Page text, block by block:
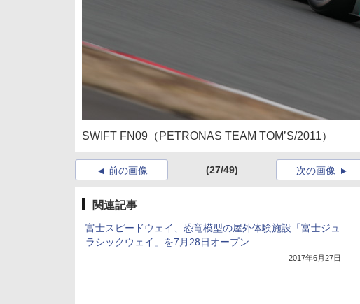
SWIFT FN09（PETRONAS TEAM TOM’S/2011）
前の画像 (27/49) 次の画像
関連記事
富士スピードウェイ、恐竜模型の屋外体験施設「富士ジュ
ラシックウェイ」を7月28日オープン
2017年6月27日